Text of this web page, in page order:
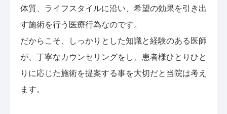
体質、ライフスタイルに沿い、希望の効果を引き出
す施術を行う医療行為なのです。
だからこそ、しっかりとした知識と経験のある医師
が、丁寧なカウンセリングをし、患者様ひとりひと
りに応じた施術を提案する事を大切だと当院は考え
ます。